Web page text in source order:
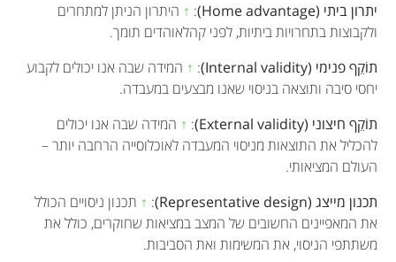
יתרון ביתי (Home advantage)
:
↑ היתרון הניתן למתחרים
ולקבוצות בתחרויות ביתיות, לפני קהלאוהדים תומך.
תוֹקֵף פנימי (Internal validity)
:
↑ המידה שבה אנו יכולים לקבוע
יחסי סיבה ותוצאה בניסוי שאנו מבצעים במעבדה.
תוֹקֵף חיצוני (External validity)
:
↑ המידה שבה אנו יכולים
להכליל את התוצאות מניסוי המעבדה לאוכלוסייה הרחבה יותר –
העולם המציאותי.
תכנון מייצג (Representative design)
:
↑ תכנון ניסויים הכולל
את המאפיינים החשובים של המצב במציאות שחוקרים, כולל את
משתתפי הניסוי, את המשימות ואת הסביבות.